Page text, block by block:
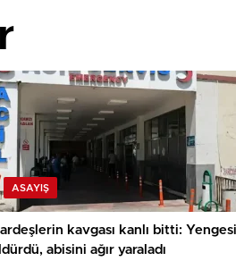
ASAYIŞ
kavgası kanlı bitti:
abisini ağır yaraladı